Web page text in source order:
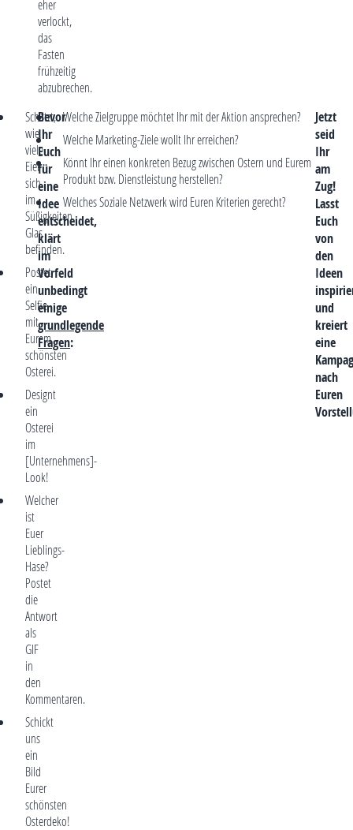
eher
verlockt,
das
Fasten
frühzeitig
abzubrechen.
Schätzt,
wie
viele
Eier
sich
im
Süßigkeiten
Glas
befinden.
Postet
ein
Selfie
mit
Eurem
schönsten
Osterei.
Designt
ein
Osterei
im
[Unternehmens]-
Look!
Welcher
ist
Euer
Lieblings-
Hase?
Postet
die
Antwort
als
GIF
in
den
Kommentaren.
Schickt
uns
ein
Bild
Eurer
schönsten
Osterdeko!
Bevor
Ihr
Euch
für
eine
Idee
entscheidet,
klärt
im
Vorfeld
unbedingt
einige
grundlegende
Fragen:
Welche Zielgruppe möchtet Ihr mit der Aktion ansprechen?
Welche Marketing-Ziele wollt Ihr erreichen?
Könnt Ihr einen konkreten Bezug zwischen Ostern und Eurem
Produkt bzw. Dienstleistung herstellen?
Welches Soziale Netzwerk wird Euren Kriterien gerecht?
Jetzt
seid
Ihr
am
Zug!
Lasst
Euch
von
den
Ideen
und
kreiert
eine
nach
Euren